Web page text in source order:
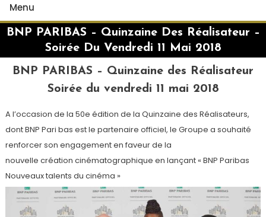
Menu
BNP PARIBAS – Quinzaine Des Réalisateur –
Soirée Du Vendredi 11 Mai 2018
BNP PARIBAS – Quinzaine des Réalisateur
Soirée du vendredi 11 mai 2018
A l’occasion de la 50e édition de la Quinzaine des Réalisateurs,
dont BNP Pari bas est le partenaire officiel, le Groupe a souhaité
renforcer son engagement en faveur de la
nouvelle création cinématographique en lançant « BNP Paribas
Nouveaux talents du cinéma »